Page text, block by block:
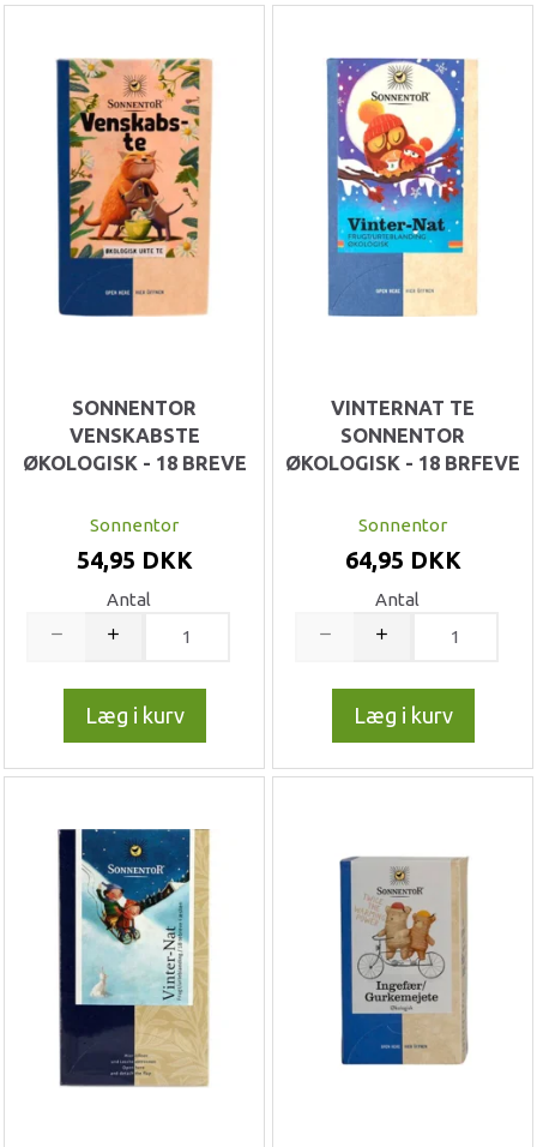
SONNENTOR
VENSKABSTE
ØKOLOGISK - 18 BREVE
Sonnentor
54,95 DKK
Antal
Læg i kurv
VINTERNAT TE
SONNENTOR
ØKOLOGISK - 18 BRFEVE
Sonnentor
64,95 DKK
Antal
Læg i kurv